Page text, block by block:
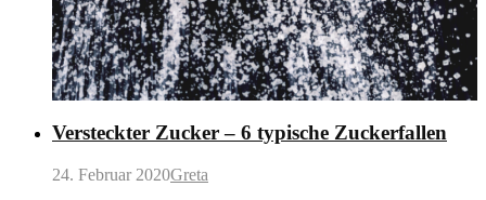
Versteckter Zucker – 6 typische Zuckerfallen
24. Februar 2020Greta